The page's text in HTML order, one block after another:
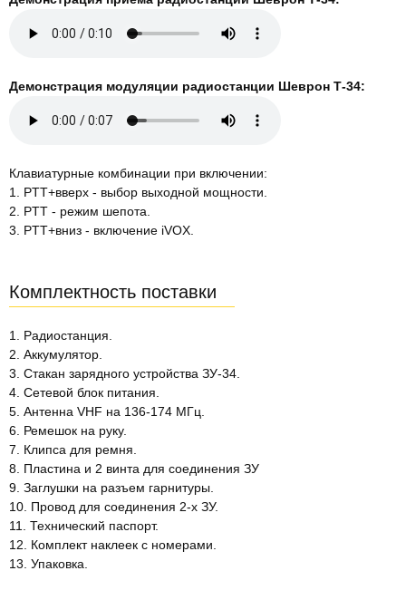
Демонстрация модуляции радиостанции Шеврон Т-34:
Клавиатурные комбинации при включении:
1. PTT+вверх - выбор выходной мощности.
2. PTT - режим шепота.
3. PTT+вниз - включение iVOX.
Комплектность поставки
1. Радиостанция.
2. Аккумулятор.
3. Стакан зарядного устройства ЗУ-34.
4. Сетевой блок питания.
5. Антенна VHF на 136-174 МГц.
6. Ремешок на руку.
7. Клипса для ремня.
8. Пластина и 2 винта для соединения ЗУ
9. Заглушки на разъем гарнитуры.
10. Провод для соединения 2-х ЗУ.
11. Технический паспорт.
12. Комплект наклеек с номерами.
13. Упаковка.